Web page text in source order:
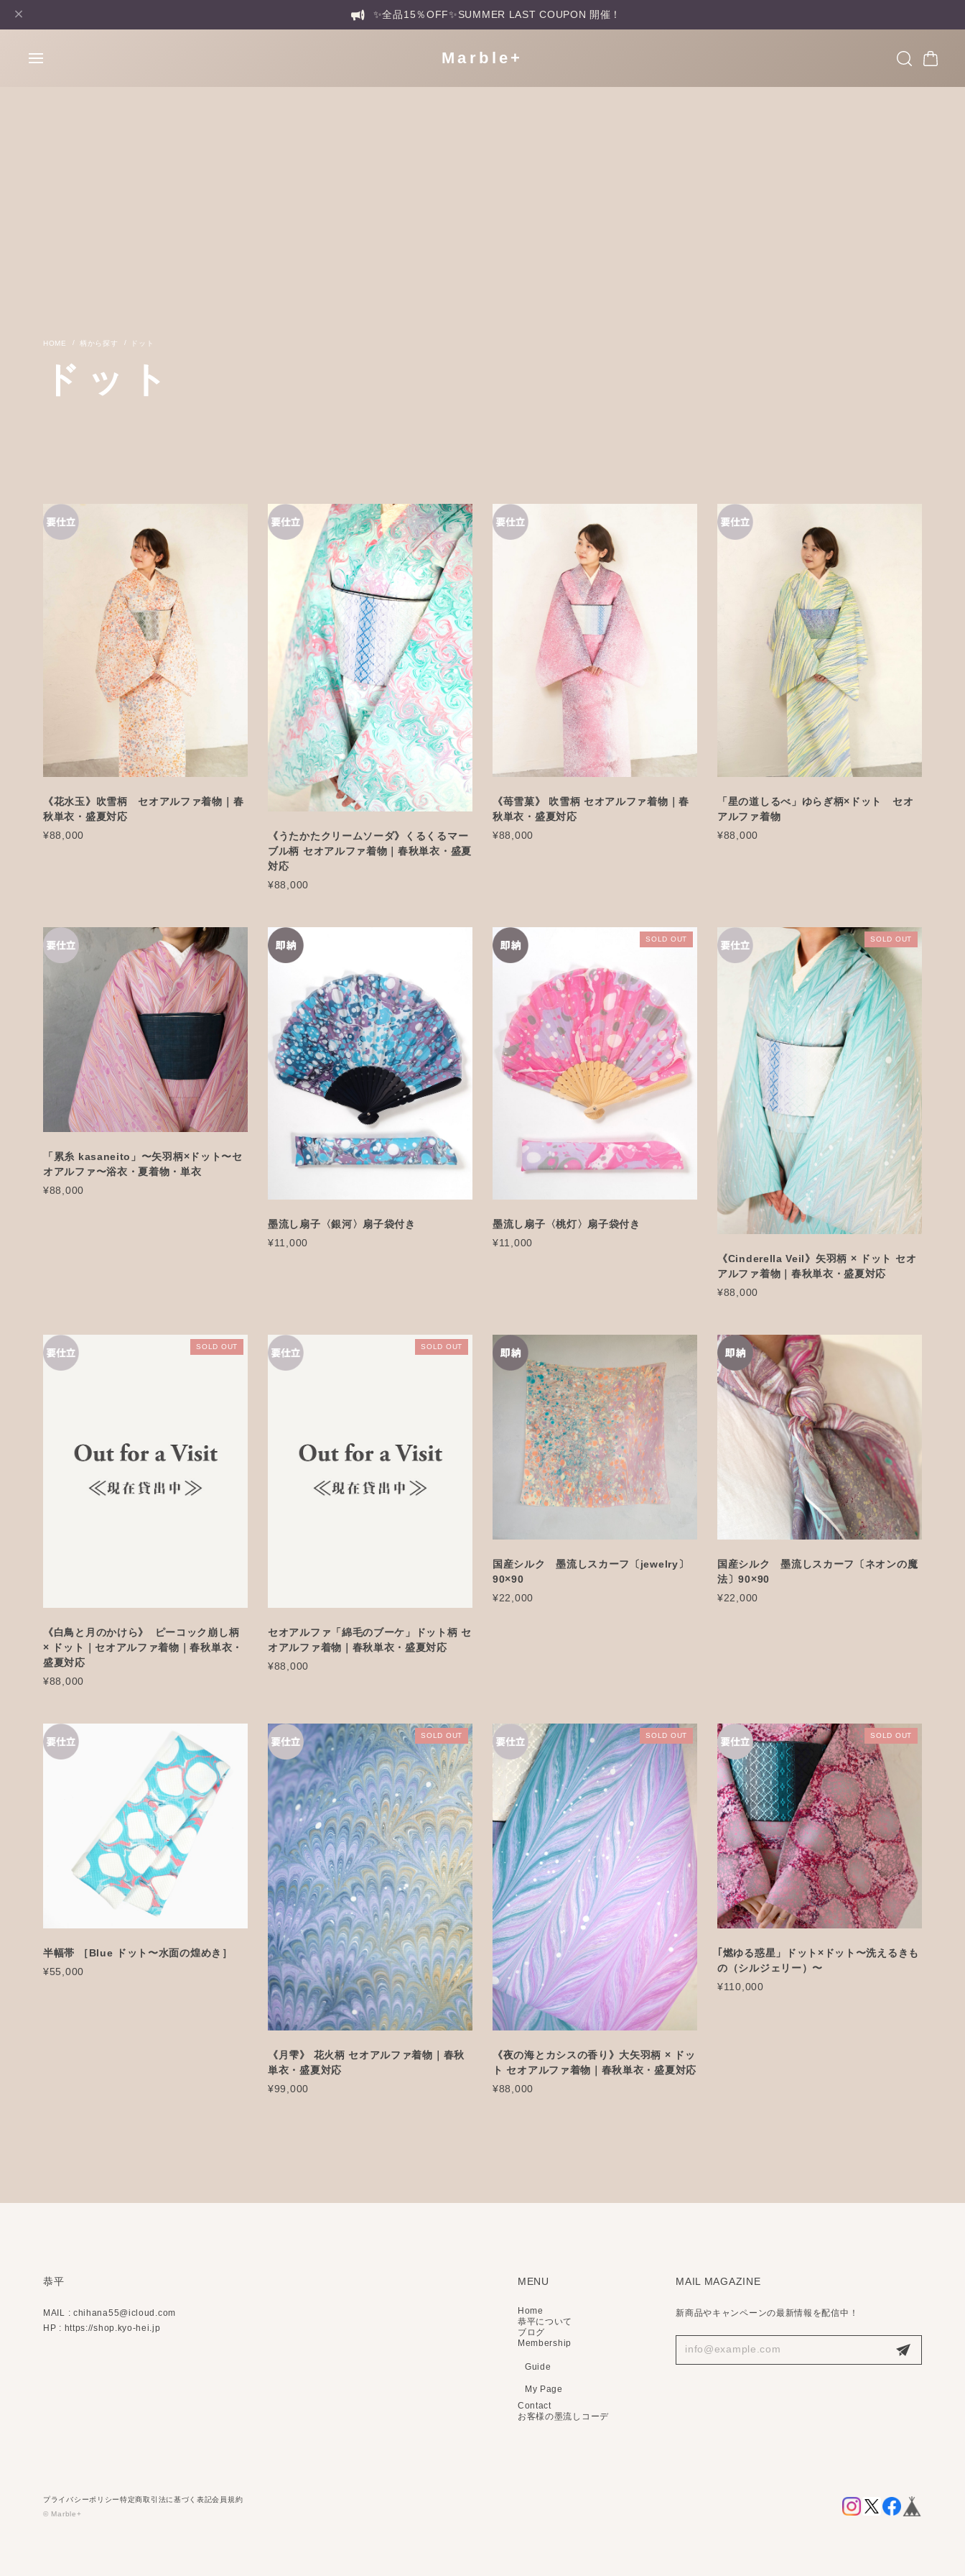
✨全品15％OFF✨SUMMER LAST COUPON 開催！
Marble+
柄から探す ドット
ドット
《花水玉》吹雪柄 セオアルファ着物｜春
秋単衣・盛夏対応
¥88,000
《うたかたクリームソーダ》くるくるマー
ブル柄 セオアルファ着物｜春秋単衣・盛夏
対応
¥88,000
《苺雪菓》 吹雪柄 セオアルファ着物｜春
秋単衣・盛夏対応
¥88,000
「星の道しるべ」ゆらぎ柄×ドット セオ
アルファ着物
¥88,000
「累糸 kasaneito」〜矢羽柄×ドット〜セ
オアルファ〜浴衣・夏着物・単衣
¥88,000
墨流し扇子〈銀河〉扇子袋付き
¥11,000
SOLD OUT
墨流し扇子〈桃灯〉扇子袋付き
¥11,000
SOLD OUT
《Cinderella Veil》矢羽柄 × ドット セオ
アルファ着物｜春秋単衣・盛夏対応
¥88,000
SOLD OUT
《白鳥と月のかけら》 ピーコック崩し柄
× ドット｜セオアルファ着物｜春秋単衣・
盛夏対応
¥88,000
SOLD OUT
セオアルファ「綿毛のブーケ」ドット柄 セ
オアルファ着物｜春秋単衣・盛夏対応
¥88,000
国産シルク 墨流しスカーフ〔jewelry〕
90×90
¥22,000
国産シルク 墨流しスカーフ〔ネオンの魔
法〕90×90
¥22,000
半幅帯 ［Blue ドット〜水面の煌めき］
¥55,000
SOLD OUT
《月雫》 花火柄 セオアルファ着物｜春秋
単衣・盛夏対応
¥99,000
SOLD OUT
《夜の海とカシスの香り》大矢羽柄 × ドッ
ト セオアルファ着物｜春秋単衣・盛夏対応
¥88,000
SOLD OUT
｢燃ゆる惑星」ドット×ドット〜洗えるきも
の（シルジェリー）〜
¥110,000
恭平
MAIL : chihana55@icloud.com
HP : https://shop.kyo-hei.jp
MENU
Home
恭平について
ブログ
Membership
Guide
My Page
Contact
お客様の墨流しコーデ
MAIL MAGAZINE
新商品やキャンペーンの最新情報を配信中！
プライバシーポリシー特定商取引法に基づく表記会員規約
© Marble+